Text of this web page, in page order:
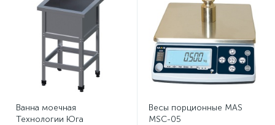
Ванна моечная
Технологии Юга
Весы порционные MAS
MSC-05